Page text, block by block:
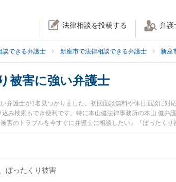
法律相談を投稿する 弁護
談できる弁護士 新座市で法律相談できる弁護士 新座
被害に強い弁護士
弁護士が1名見つかりました。初回面談無料や休日面談に
み検索もでき便利です。特に本山健法律事務所の本山 健
害のトラブルを今すぐに弁護士に相談したい』『ぼったく
市内の弁護士に相談予約したい』などでお困りの相談者さん
ぼったくり被害